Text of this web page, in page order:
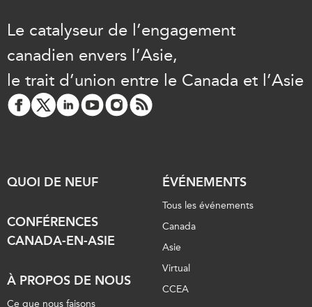
Le catalyseur de l’engagement
canadien envers l’Asie,
le trait d’union entre le Canada et l’Asie
QUOI DE NEUF
CONFÉRENCES
CANADA-EN-ASIE
À PROPOS DE NOUS
Ce que nous faisons
ÉVÉNEMENTS
Tous les événements
Canada
Asie
Virtual
CCEA